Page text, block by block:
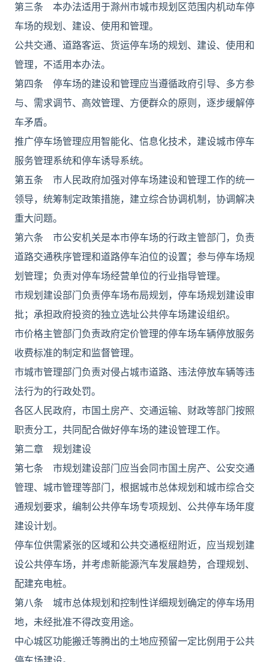
第三条 本办法适用于滁州市城市规划区范围内机动车停
车场的规划、建设、使用和管理。
公共交通、道路客运、货运停车场的规划、建设、使用和
管理，不适用本办法。
第四条 停车场的建设和管理应当遵循政府引导、多方参
与、需求调节、高效管理、方便群众的原则，逐步缓解停
车矛盾。
推广停车场管理应用智能化、信息化技术，建设城市停车
服务管理系统和停车诱导系统。
第五条 市人民政府加强对停车场建设和管理工作的统一
领导，统筹制定政策措施，建立综合协调机制，协调解决
重大问题。
第六条 市公安机关是本市停车场的行政主管部门，负责
道路交通秩序管理和道路停车泊位的设置；参与停车场规
划管理；负责对停车场经营单位的行业指导管理。
市规划建设部门负责停车场布局规划，停车场规划建设审
批；承担政府投资的独立选址公共停车场建设组织。
市价格主管部门负责政府定价管理的停车场车辆停放服务
收费标准的制定和监督管理。
市城市管理部门负责对侵占城市道路、违法停放车辆等违
法行为的行政处罚。
各区人民政府，市国土房产、交通运输、财政等部门按照
职责分工，共同配合做好停车场的建设管理工作。
第二章 规划建设
第七条 市规划建设部门应当会同市国土房产、公安交通
管理、城市管理等部门，根据城市总体规划和城市综合交
通规划要求，编制公共停车场专项规划、公共停车场年度
建设计划。
停车位供需紧张的区域和公共交通枢纽附近，应当规划建
设公共停车场，并考虑新能源汽车发展趋势，合理规划、
配建充电桩。
第八条 城市总体规划和控制性详细规划确定的停车场用
地，未经批准不得改变用途。
中心城区功能搬迁等腾出的土地应预留一定比例用于公共